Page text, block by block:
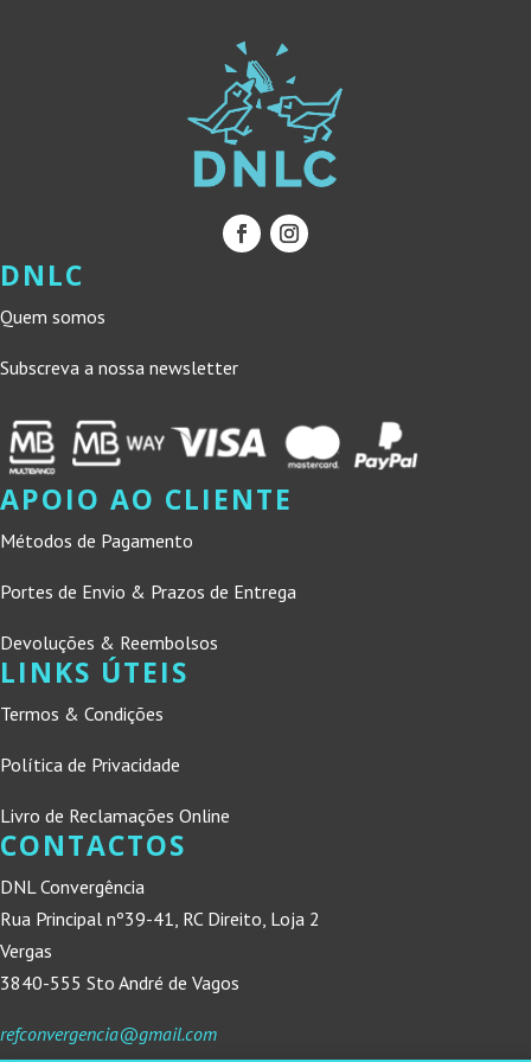
DNLC
Quem somos
Subscreva a nossa newsletter
APOIO AO CLIENTE
Métodos de Pagamento
Portes de Envio & Prazos de Entrega
Devoluções & Reembolsos
LINKS ÚTEIS
Termos & Condições
Política de Privacidade
Livro de Reclamações Online
CONTACTOS
DNL Convergência
Rua Principal nº39-41, RC Direito, Loja 2
Vergas
3840-555 Sto André de Vagos
refconvergencia@gmail.com